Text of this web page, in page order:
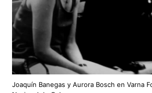
Joaquín Banegas y Aurora Bosch en Varna